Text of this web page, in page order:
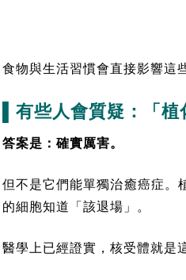
食物與生活習慣會直接影響這
▌有些人會質疑：「植
答案是：確實厲害。
但不是它們能單獨治癒癌症。
的細胞知道「該退場」。
醫學上已經證實，核受體就是